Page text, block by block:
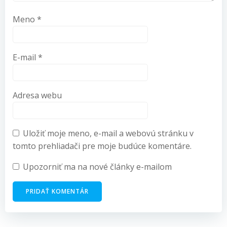
Meno *
E-mail *
Adresa webu
Uložiť moje meno, e-mail a webovú stránku v
tomto prehliadači pre moje budúce komentáre.
Upozorniť ma na nové články e-mailom